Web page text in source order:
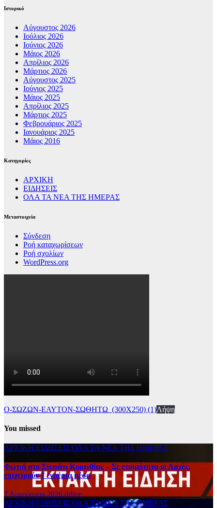
Ιστορικό
Αύγουστος 2026
Ιούλιος 2026
Ιούνιος 2026
Μάιος 2026
Απρίλιος 2026
Μάρτιος 2026
Αύγουστος 2025
Ιούνιος 2025
Μάιος 2025
Απρίλιος 2025
Μάρτιος 2025
Φεβρουάριος 2025
Ιανουάριος 2025
Μάιος 2016
Kατηγορίες
ΑΡΧΙΚΗ
ΕΙΔΗΣΕΙΣ
ΟΛΑ ΤΑ ΝΕΑ ΤΗΣ ΗΜΕΡΑΣ
Μεταστοιχεία
Σύνδεση
Ροή καταχωρίσεων
Ροή σχολίων
WordPress.org
Ο-ΣΩΖΩΝ-ΕΑΥΤΟΝ-ΣΩΘΗΤΩ_(300Χ250) (1)Λήψη
You missed
ΑΡΧΙΚΗ ΕΙΔΗΣΕΙΣ ΟΛΑ ΤΑ ΝΕΑ ΤΗΣ ΗΜΕΡΑΣ
Φωτιά στο Στεφάνι Κορινθίας – Σε ετοιμότητα οι Αρχές,
επιχειρούν 7 εναέρια μέσα
7 Αυγούστου 2026drlive
ΑΡΧΙΚΗ ΕΙΔΗΣΕΙΣ ΟΛΑ ΤΑ ΝΕΑ ΤΗΣ ΗΜΕΡΑΣ